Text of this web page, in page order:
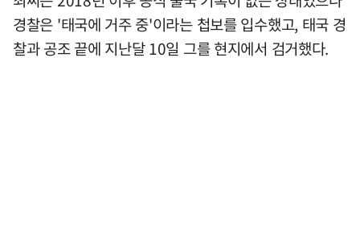
경찰은 '태국에 거주 중'이라는 첩보를 입수했고, 태국 경
찰과 공조 끝에 지난달 10일 그를 현지에서 검거했다.